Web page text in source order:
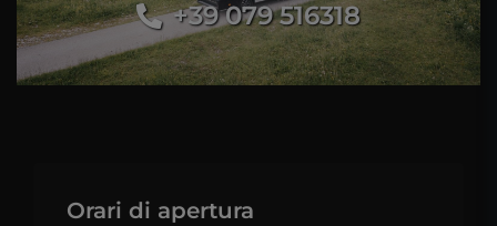
+39 079 516318
Orari di apertura